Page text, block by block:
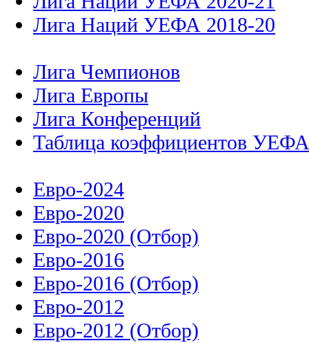
Лига Наций УЕФА 2018-20
Лига Чемпионов
Лига Европы
Лига Конференций
Таблица коэффициентов УЕФА
Евро-2024
Евро-2020
Евро-2020 (Отбор)
Евро-2016
Евро-2016 (Отбор)
Евро-2012
Евро-2012 (Отбор)